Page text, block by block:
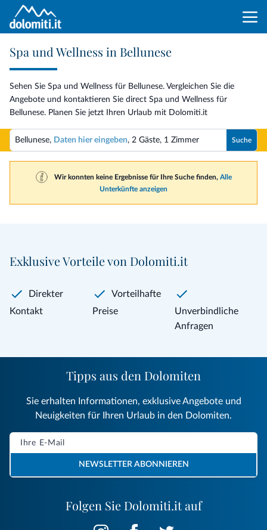
Spa und Wellness in Bellunese
Sehen Sie Spa und Wellness für Bellunese. Vergleichen Sie die
Angebote und kontaktieren Sie direct Spa und Wellness für
Bellunese. Planen Sie jetzt Ihren Urlaub mit Dolomiti.it
Bellunese, Daten hier eingeben, 2 Gäste, 1 Zimmer Suche
Wir konnten keine Ergebnisse für Ihre Suche finden, Alle
Unterkünfte anzeigen
Exklusive Vorteile von Dolomiti.it
Direkter
Kontakt
Vorteilhafte
Preise
Unverbindliche
Anfragen
Folgen Sie Dolomiti.it auf
Tipps aus den Dolomiten
Sie erhalten Informationen, exklusive Angebote und
Neuigkeiten für Ihren Urlaub in den Dolomiten.
NEWSLETTER ABONNIEREN